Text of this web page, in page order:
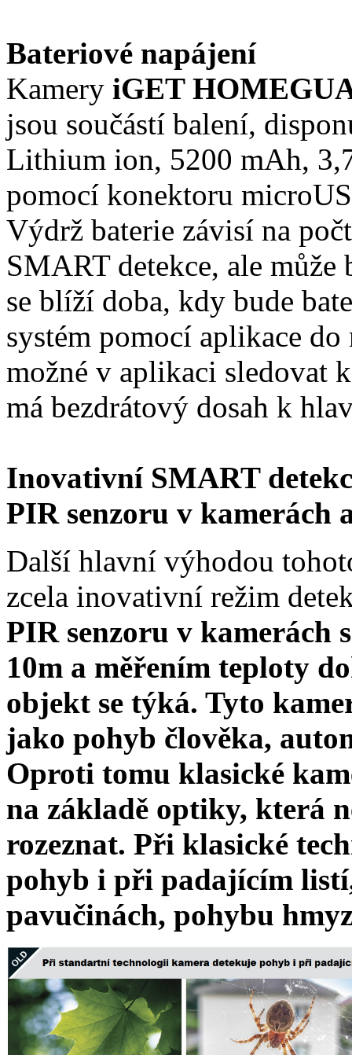
Bateriové napájení
Kamery iGET
jsou součástí balení,
Lithium ion, 5200 mAh,
pomocí konektoru
Výdrž baterie závisí na
SMART detekce, ale
se blíží doba, kdy bude
systém pomocí aplikace
možné v aplikaci sledovat
má bezdrátový dosah k
Inovativní SMART
PIR senzoru v kamerách
Další hlavní výhodou
zcela inovativní režim
PIR senzoru v kamerách
10m a měřením teploty
objekt se týká. Tyto
jako pohyb člověka,
Oproti tomu klasické
na základě optiky, která
rozeznat. Při klasické
pohyb i při padajícím
pavučinách, pohybu